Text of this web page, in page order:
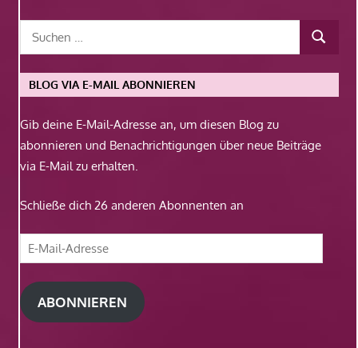
BLOG VIA E-MAIL ABONNIEREN
Gib deine E-Mail-Adresse an, um diesen Blog zu
abonnieren und Benachrichtigungen über neue Beiträge
via E-Mail zu erhalten.
Schließe dich 26 anderen Abonnenten an
E-
Mail-
Adresse
ABONNIEREN